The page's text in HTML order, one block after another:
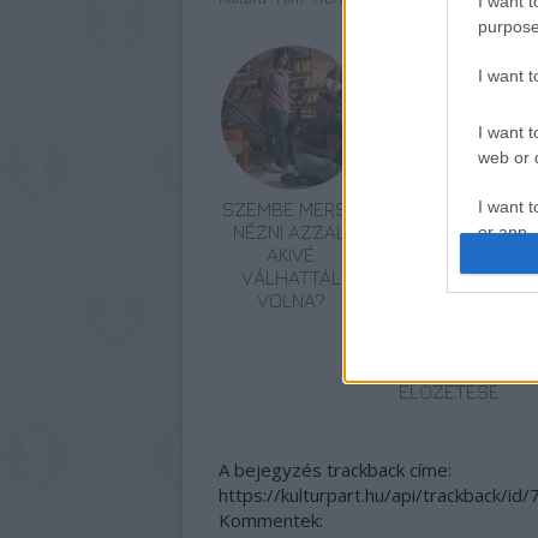
I want
I want
web or
I want
or app.
I want
I want
SZEMBE MERSZ
NÉZNI AZZAL,
AKIVÉ
VÁLHATTÁL
VOLNA?
ERŐK ÉS
TITKOK: ITT A
SHELBY OAKS –
ELŐZETESE
A bejegyzés trackback címe:
https://kulturpart.hu/api/trackback/id/
Kommentek: